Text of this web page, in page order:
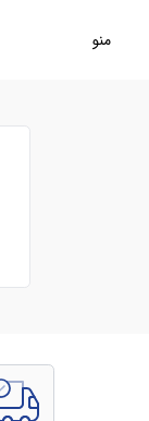
منو